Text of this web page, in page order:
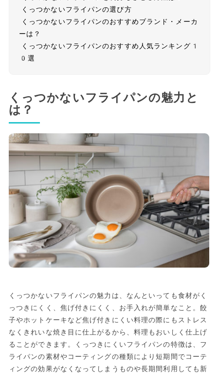
くっつかないフライパンの選び方
くっつかないフライパンのおすすめブランド・メーカ
ーは？
くっつかないフライパンのおすすめ人気ランキング1
0選
くっつかないフライパンの魅力と
は？
くっつかないフライパンの魅力は、なんといっても食材がく
っつきにくく、焦げ付きにくく、お手入れが簡単なこと。餃
子やホットケーキなど焦げ付きにくい料理の際にもストレス
なくきれいな焼き目に仕上がるから、料理もおいしく仕上げ
ることができます。くっつきにくいフライパンの特徴は、フ
ライパンの素材やコーティングの種類により短期間でコーテ
ィングの効果がなくなってしまうものや長期間利用しても新